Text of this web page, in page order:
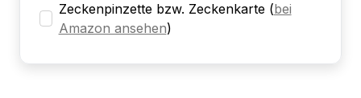
Zeckenpinzette bzw. Zeckenkarte (bei
Amazon ansehen)